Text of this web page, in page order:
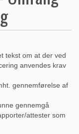
tekst om at der ved
anvendes krav
gennemførelse af
gennemgå
attester som